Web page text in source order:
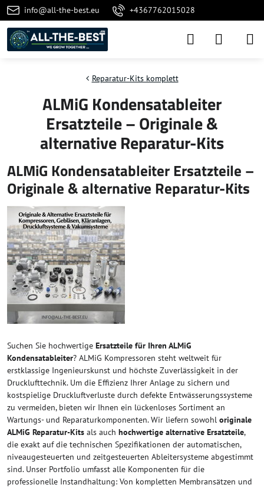
info@all-the-best.eu +4367762015028
Reparatur-Kits komplett
ALMiG Kondensatableiter
Ersatzteile – Originale &
alternative Reparatur-Kits
ALMiG Kondensatableiter Ersatzteile –
Originale & alternative Reparatur-Kits
Suchen Sie hochwertige Ersatzteile für Ihren ALMiG
Kondensatableiter? ALMiG Kompressoren steht weltweit für
erstklassige Ingenieurskunst und höchste Zuverlässigkeit in der
Drucklufttechnik. Um die Effizienz Ihrer Anlage zu sichern und
kostspielige Druckluftverluste durch defekte Entwässerungssysteme
zu vermeiden, bieten wir Ihnen ein lückenloses Sortiment an
Wartungs- und Reparaturkomponenten. Wir liefern sowohl originale
ALMiG Reparatur-Kits als auch hochwertige alternative Ersatzteile,
die exakt auf die technischen Spezifikationen der automatischen,
niveaugesteuerten und zeitgesteuerten Ableitersysteme abgestimmt
sind. Unser Portfolio umfasst alle Komponenten für die
professionelle Instandhaltung: Von kompletten Membransätzen und